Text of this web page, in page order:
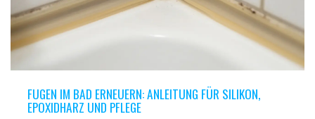
FUGEN IM BAD ERNEUERN: ANLEITUNG FÜR SILIKON,
EPOXIDHARZ UND PFLEGE